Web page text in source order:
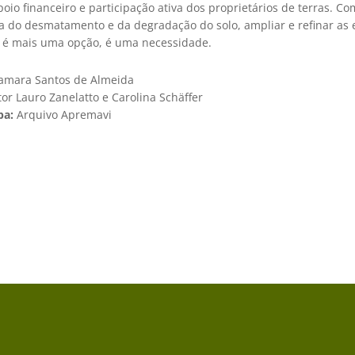
financeiro e participação ativa dos proprietários de terras.
do desmatamento e da degradação do solo, ampliar e refinar as
é mais uma opção, é uma necessidade.
Santos de Almeida
Lauro Zanelatto e Carolina Schäffer
Arquivo Apremavi